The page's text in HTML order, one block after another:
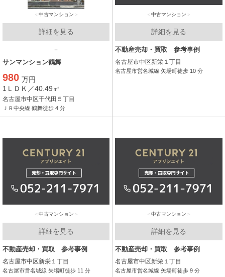
中古マンション
詳細を見る
－
サンマンション鶴舞
980 万円
1ＬＤＫ／40.49㎡
名古屋市中区千代田５丁目
ＪＲ中央線 鶴舞徒歩 4 分
中古マンション
詳細を見る
不動産売却・買取 参考事例
名古屋市中区新栄１丁目
名古屋市営名城線 矢場町徒歩 10 分
中古マンション
詳細を見る
不動産売却・買取 参考事例
名古屋市中区新栄１丁目
名古屋市営名城線 矢場町徒歩 11 分
中古マンション
詳細を見る
不動産売却・買取 参考事例
名古屋市中区新栄１丁目
名古屋市営名城線 矢場町徒歩 9 分